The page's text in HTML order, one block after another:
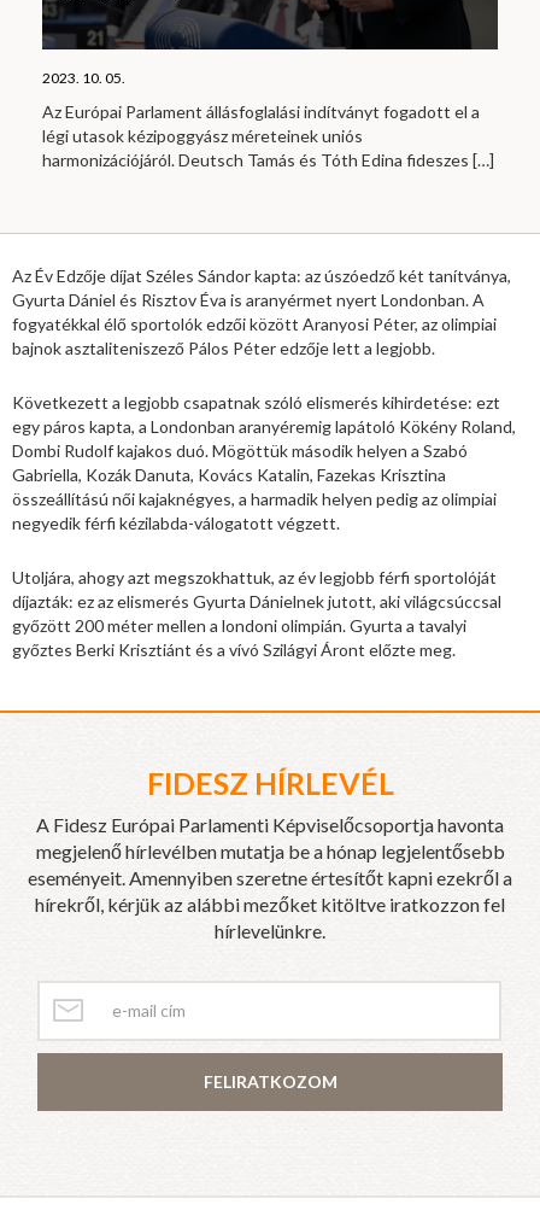
2023. 10. 05.
Az Európai Parlament állásfoglalási indítványt fogadott el a
légi utasok kézipoggyász méreteinek uniós
harmonizációjáról. Deutsch Tamás és Tóth Edina fideszes […]
Az Év Edzője díjat Széles Sándor kapta: az úszóedző két tanítványa,
Gyurta Dániel és Risztov Éva is aranyérmet nyert Londonban. A
fogyatékkal élő sportolók edzői között Aranyosi Péter, az olimpiai
bajnok asztaliteniszező Pálos Péter edzője lett a legjobb.
Következett a legjobb csapatnak szóló elismerés kihirdetése: ezt
egy páros kapta, a Londonban aranyéremig lapátoló Kökény Roland,
Dombi Rudolf kajakos duó. Mögöttük második helyen a Szabó
Gabriella, Kozák Danuta, Kovács Katalin, Fazekas Krisztina
összeállítású női kajaknégyes, a harmadik helyen pedig az olimpiai
negyedik férfi kézilabda-válogatott végzett.
Utoljára, ahogy azt megszokhattuk, az év legjobb férfi sportolóját
díjazták: ez az elismerés Gyurta Dánielnek jutott, aki világcsúccsal
győzött 200 méter mellen a londoni olimpián. Gyurta a tavalyi
győztes Berki Krisztiánt és a vívó Szilágyi Áront előzte meg.
FIDESZ HÍRLEVÉL
A Fidesz Európai Parlamenti Képviselőcsoportja havonta
megjelenő hírlevélben mutatja be a hónap legjelentősebb
eseményeit. Amennyiben szeretne értesítőt kapni ezekről a
hírekről, kérjük az alábbi mezőket kitöltve iratkozzon fel
hírlevelünkre.
FELIRATKOZOM